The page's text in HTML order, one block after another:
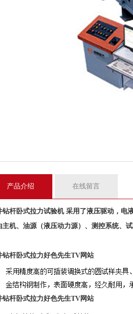
产品介绍 在线留言
钻杆卧式拉力试验机 采用了液压驱动，电
机、油源（液压动力源）、测控系统
钻杆卧式拉力好色先生TV网站
钻杆卧式拉力好色先生TV网站